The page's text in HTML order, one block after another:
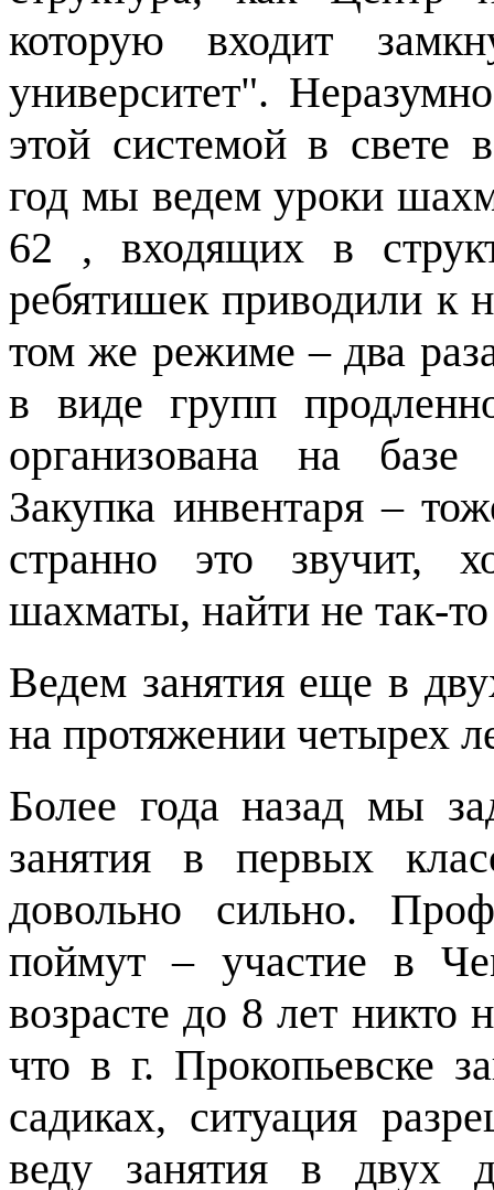
которую входит
университет".
этой системой в свете
год мы ведем уроки
62 , входящих в
ребятишек приводили к
том же режиме – два
в виде групп
организована на
Закупка инвентаря –
странно это звучит,
шахматы, найти не так-
Ведем занятия еще в
на протяжении четырех
Более года назад мы
занятия в первых
довольно сильно.
поймут – участие в
возрасте до 8 лет
что в г. Прокопьевске
садиках, ситуация
веду занятия в двух